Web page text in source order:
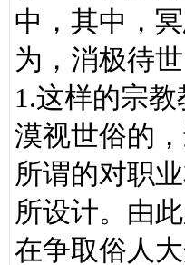
中，其中，
为，消极待
1.这样的宗
漠视世俗的
所谓的对职
所设计。由
在争取俗人